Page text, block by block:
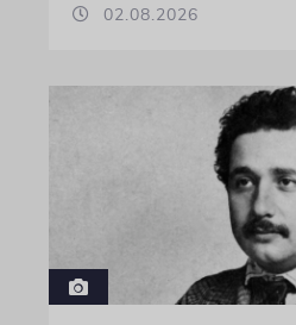
02.08.2026